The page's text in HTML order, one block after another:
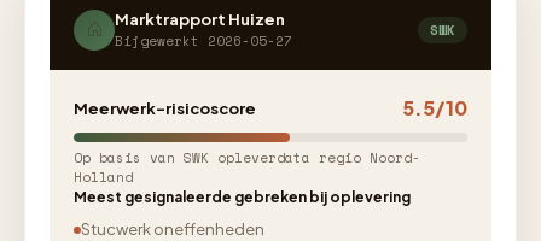
Marktrapport Huizen
Bijgewerkt 2026-05-27
SWK
Meerwerk-risicoscore 5.5/10
Op basis van SWK opleverdata regio Noord-
Holland
Meest gesignaleerde gebreken bij oplevering
Stucwerk oneffenheden